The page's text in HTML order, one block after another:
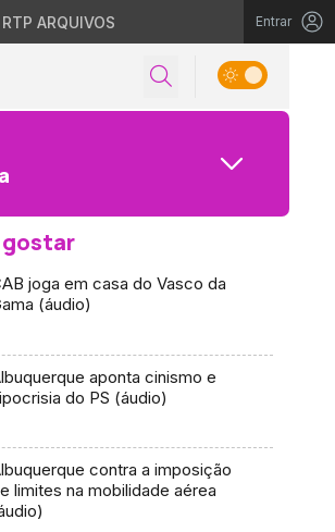
RTP ARQUIVOS Entrar
gostar
joga em casa do Vasco da
(áudio)
aponta cinismo e
do PS (áudio)
contra a imposição
limites na mobilidade aérea